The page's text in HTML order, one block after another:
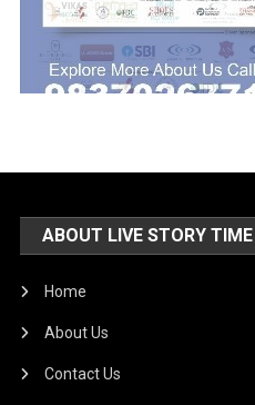
ABOUT LIVE STORY TIME
Home
About Us
Contact Us